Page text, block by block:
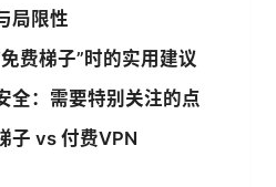
局限性
费梯子”时的实用建议
全：需要特别关注的点
子 vs 付费VPN